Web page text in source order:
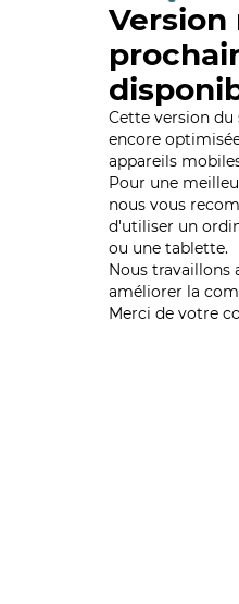
Version
Cette version du
encore
appareils
Pour une
nous vous
d'utiliser un
ou une tablette.
Nous travaillons
améliorer la
Merci de votre